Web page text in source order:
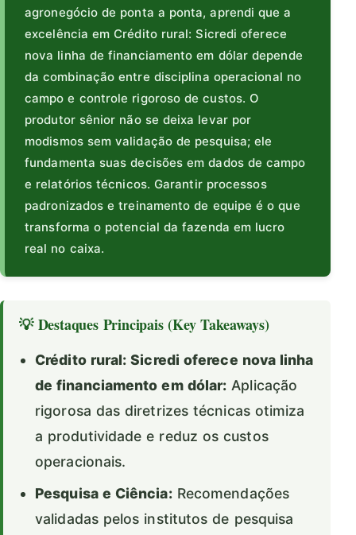
agronegócio de ponta a ponta, aprendi que a
excelência em Crédito rural: Sicredi oferece
nova linha de financiamento em dólar depende
da combinação entre disciplina operacional no
campo e controle rigoroso de custos. O
produtor sênior não se deixa levar por
modismos sem validação de pesquisa; ele
fundamenta suas decisões em dados de campo
e relatórios técnicos. Garantir processos
padronizados e treinamento de equipe é o que
transforma o potencial da fazenda em lucro
real no caixa.
💡 Destaques Principais (Key Takeaways)
Crédito rural: Sicredi oferece nova linha
de financiamento em dólar: Aplicação
rigorosa das diretrizes técnicas otimiza
a produtividade e reduz os custos
operacionais.
Pesquisa e Ciência:Recomendações
validadas pelos institutos de pesquisa